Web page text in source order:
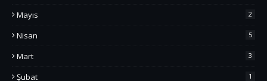
Mayıs 2
Nisan 5
Mart 3
Şubat 1